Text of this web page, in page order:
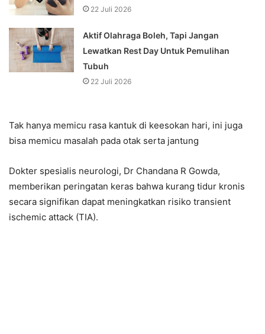
22 Juli 2026
Aktif Olahraga Boleh, Tapi Jangan
Lewatkan Rest Day Untuk Pemulihan
Tubuh
22 Juli 2026
Tak hanya memicu rasa kantuk di keesokan hari, ini juga
bisa memicu masalah pada otak serta jantung
Dokter spesialis neurologi, Dr Chandana R Gowda,
memberikan peringatan keras bahwa kurang tidur kronis
secara signifikan dapat meningkatkan risiko transient
ischemic attack (TIA).